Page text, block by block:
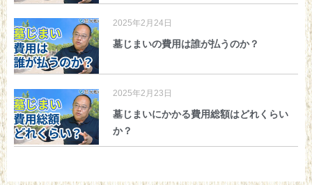
墓じまいの費用は誰が払うのか？
2025年2月24日
墓じまいにかかる費用総額はどれくらい
か？
2025年2月23日